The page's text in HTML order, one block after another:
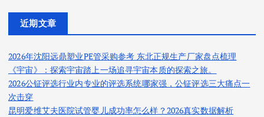
近期文章
2026年沈阳远鼎塑业PE管采购参考 东北正规生产厂家盘点梳理
《宇宙》：探索宇宙踏上一场追寻宇宙本质的探索之旅。
2026公钲评选行业内专业的评选系统哪家强，公钲评选三大痛点一
次击穿
昆明爱维艾夫医院试管婴儿成功率怎么样？2026真实数据解析